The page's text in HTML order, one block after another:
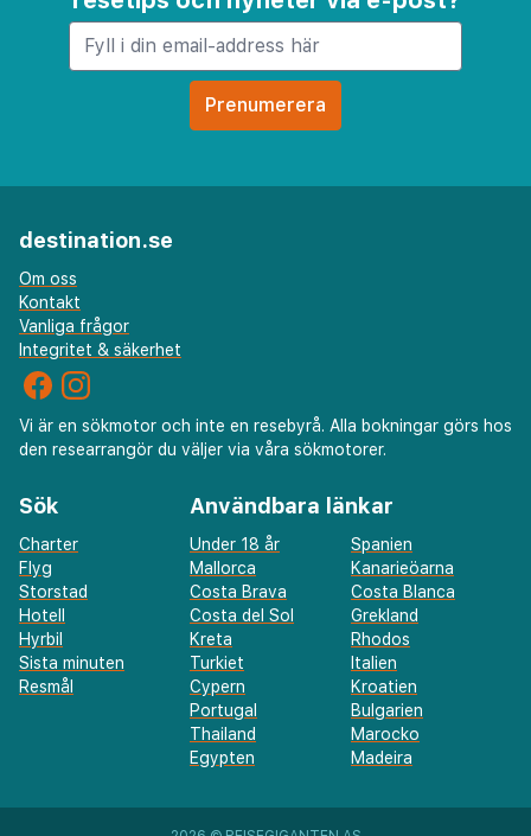
destination.se
Om oss
Kontakt
Vanliga frågor
Integritet & säkerhet
Vi är en sökmotor och inte en resebyrå. Alla bokningar görs hos
den researrangör du väljer via våra sökmotorer.
Sök
Charter
Flyg
Storstad
Hotell
Hyrbil
Sista minuten
Resmål
Användbara länkar
Under 18 år
Spanien
Mallorca
Kanarieöarna
Costa Brava
Costa Blanca
Costa del Sol
Grekland
Kreta
Rhodos
Turkiet
Italien
Cypern
Kroatien
Portugal
Bulgarien
Thailand
Marocko
Egypten
Madeira